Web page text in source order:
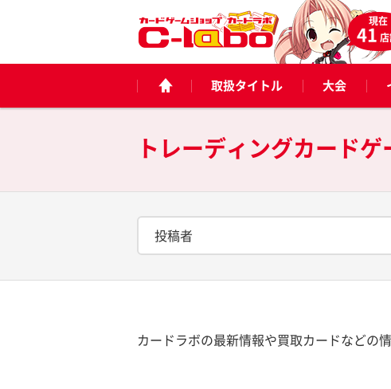
現在
41
取扱タイトル 大会
トレーディングカードゲ
投稿者
カードラボの最新情報や買取カードなどの